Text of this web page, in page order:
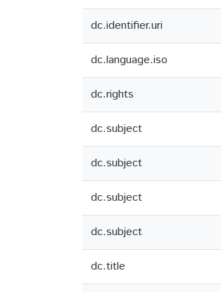
dc.identifier.uri
dc.language.iso
dc.rights
dc.subject
dc.subject
dc.subject
dc.subject
dc.title